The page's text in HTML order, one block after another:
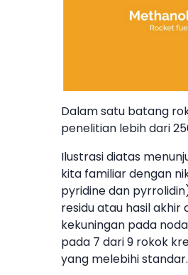
Dalam satu batang
penelitian lebih dari
Ilustrasi diatas
kita familiar dengan
pyridine dan
residu atau hasil
kekuningan pada
pada 7 dari 9 rokok
yang melebihi standar.